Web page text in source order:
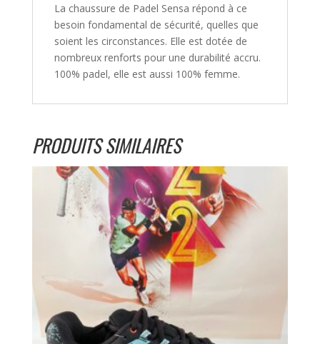
La chaussure de Padel Sensa répond à ce
besoin fondamental de sécurité, quelles que
soient les circonstances. Elle est dotée de
nombreux renforts pour une durabilité accru.
100% padel, elle est aussi 100% femme.
PRODUITS SIMILAIRES